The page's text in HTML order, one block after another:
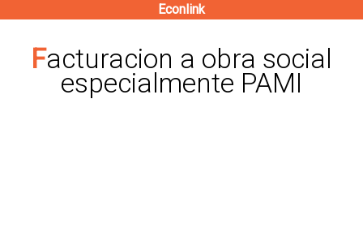
contenido
principal
Econlink
Facturacion a obra social
especialmente PAMI